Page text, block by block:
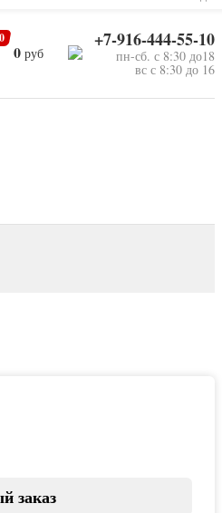
0
0 руб
+7-916-444-55-10
пн-сб. с 8:30 до18
вс с 8:30 до 16
заказ